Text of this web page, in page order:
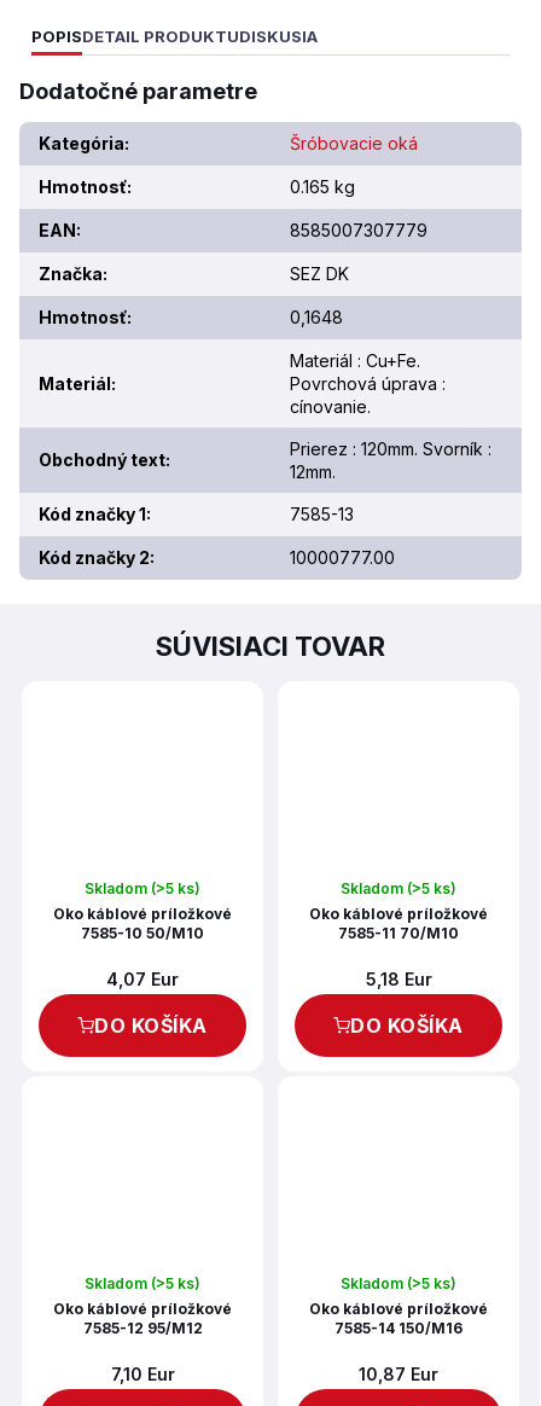
POPISDETAIL PRODUKTUDISKUSIA
Dodatočné parametre
Kategória: Šróbovacie oká
Hmotnosť: 0.165 kg
EAN: 8585007307779
Značka: SEZ DK
Hmotnosť: 0,1648
Materiál:
Materiál : Cu+Fe.
Povrchová úprava :
cínovanie.
Obchodný text:
Prierez : 120mm. Svorník :
12mm.
Kód značky 1: 7585-13
Kód značky 2: 10000777.00
SÚVISIACI TOVAR
Skladom (>5 ks)
Oko káblové príložkové
7585-10 50/M10
4,07 Eur
DO KOŠÍKA
Skladom (>5 ks)
Oko káblové príložkové
7585-11 70/M10
5,18 Eur
DO KOŠÍKA
Skladom (>5 ks)
Oko káblové príložkové
7585-12 95/M12
7,10 Eur
Skladom (>5 ks)
Oko káblové príložkové
7585-14 150/M16
10,87 Eur